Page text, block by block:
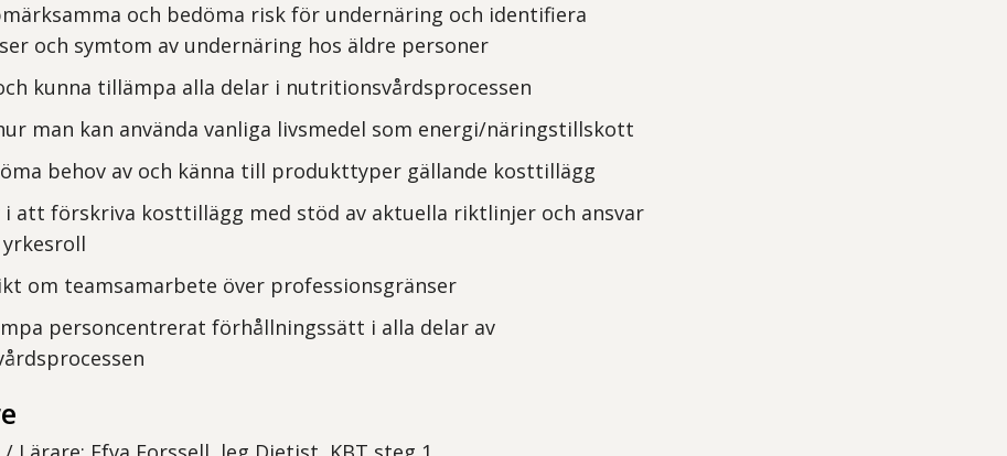
och bedöma risk för undernäring och identifiera
och symtom av undernäring hos äldre personer
kunna tillämpa alla delar i nutritionsvårdsprocessen
man kan använda vanliga livsmedel som energi/näringstillskott
behov av och känna till produkttyper gällande kosttillägg
i att förskriva kosttillägg med stöd av aktuella riktlinjer och ansvar
om teamsamarbete över professionsgränser
personcentrerat förhållningssätt i alla delar av